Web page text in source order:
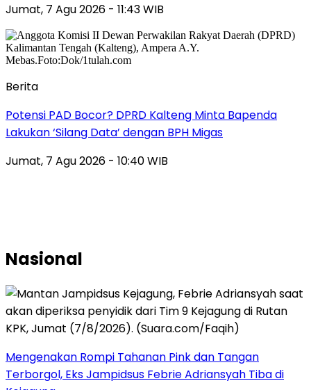
Jumat, 7 Agu 2026 - 11:43 WIB
Berita
Potensi PAD Bocor? DPRD Kalteng Minta Bapenda
Lakukan ‘Silang Data’ dengan BPH Migas
Jumat, 7 Agu 2026 - 10:40 WIB
Nasional
Mengenakan Rompi Tahanan Pink dan Tangan
Terborgol, Eks Jampidsus Febrie Adriansyah Tiba di